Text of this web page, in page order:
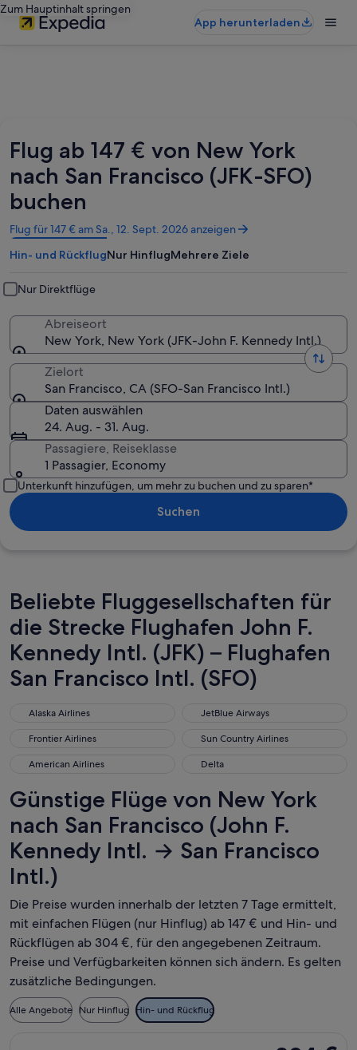
Zum Hauptinhalt springen
App herunterladen
Flug ab 147 € von New York
nach San Francisco (JFK-SFO)
buchen
Flug für 147 € am Sa., 12. Sept. 2026 anzeigen
Wird
in
einem
Fenster
geöffnet
Hin- und RückflugNur HinflugMehrere Ziele
Nur Direktflüge
Abreiseort
New York, New York (JFK-John F. Kennedy Intl.)
Zielort
San Francisco, CA (SFO-San Francisco Intl.)
Daten auswählen
24. Aug. - 31. Aug.
Passagiere, Reiseklasse
1 Passagier, Economy
Unterkunft hinzufügen, um mehr zu buchen und zu sparen*
Suchen
Beliebte Fluggesellschaften für
die Strecke Flughafen John F.
Kennedy Intl. (JFK) – Flughafen
San Francisco Intl. (SFO)
Alaska Airlines
Alaska Airlines JetBlue Airways
JetBlue Airways
Frontier Airlines
Frontier Airlines Sun Country Airlines
Sun Country Airlines
American Airlines
American Airlines Delta
Delta
Günstige Flüge von New York
nach San Francisco (John F.
Kennedy Intl. → San Francisco
Intl.)
Die Preise wurden innerhalb der letzten 7 Tage ermittelt,
mit einfachen Flügen (nur Hinflug) ab 147 € und Hin- und
Rückflügen ab 304 €, für den angegebenen Zeitraum.
Preise und Verfügbarkeiten können sich ändern. Es gelten
zusätzliche Bedingungen.
Alle Angebote Nur Hinflug Hin- und Rückflug